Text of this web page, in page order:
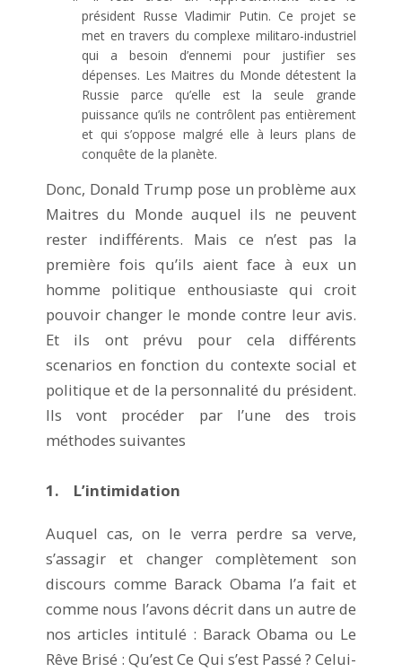
président Russe Vladimir Putin. Ce projet se
met en travers du complexe militaro-industriel
qui a besoin d’ennemi pour justifier ses
dépenses. Les Maitres du Monde détestent la
Russie parce qu’elle est la seule grande
puissance qu’ils ne contrôlent pas entièrement
et qui s’oppose malgré elle à leurs plans de
conquête de la planète.
Donc, Donald Trump pose un problème aux
Maitres du Monde auquel ils ne peuvent
rester indifférents. Mais ce n’est pas la
première fois qu’ils aient face à eux un
homme politique enthousiaste qui croit
pouvoir changer le monde contre leur avis.
Et ils ont prévu pour cela différents
scenarios en fonction du contexte social et
politique et de la personnalité du président.
Ils vont procéder par l’une des trois
méthodes suivantes
1. L’intimidation
Auquel cas, on le verra perdre sa verve,
s’assagir et changer complètement son
discours comme Barack Obama l’a fait et
comme nous l’avons décrit dans un autre de
nos articles intitulé : Barack Obama ou Le
Rêve Brisé : Qu’est Ce Qui s’est Passé ? Celui-